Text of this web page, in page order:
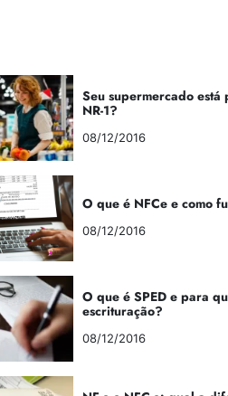
Seu supermercado
NR-1?
08/12/2016
O que é NFCe e como
08/12/2016
O que é SPED e para
escrituração?
08/12/2016